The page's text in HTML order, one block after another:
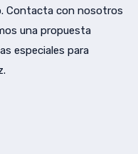
Contacta con nosotros
una propuesta
especiales para